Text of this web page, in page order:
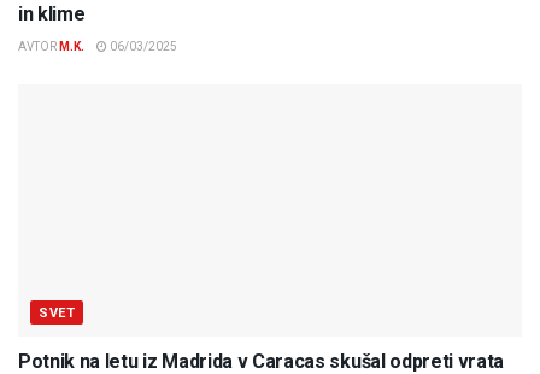
in klime
AVTOR M.K. 06/03/2025
SVET
Potnik na letu iz Madrida v Caracas skušal odpreti vrata